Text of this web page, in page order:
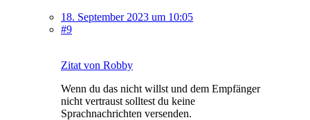
18. September 2023 um 10:05
#9
Zitat von Robby
Wenn du das nicht willst und dem Empfänger
nicht vertraust solltest du keine
Sprachnachrichten versenden.